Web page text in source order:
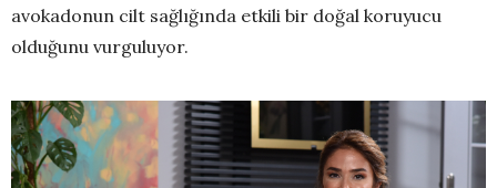
avokadonun cilt sağlığında etkili bir doğal koruyucu
olduğunu vurguluyor.